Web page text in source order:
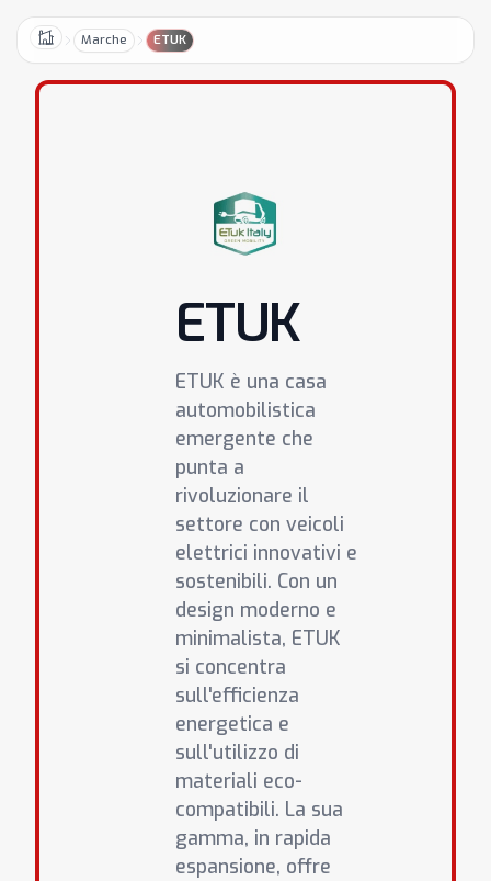
HomeMarche ETUK
ETUK
ETUK è una casa
automobilistica
emergente che
punta a
rivoluzionare il
settore con veicoli
elettrici innovativi e
sostenibili. Con un
design moderno e
minimalista, ETUK
si concentra
sull'efficienza
energetica e
sull'utilizzo di
materiali eco-
compatibili. La sua
gamma, in rapida
espansione, offre